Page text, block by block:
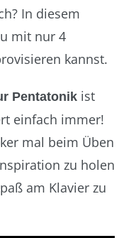
In diesem
mit nur 4
kannst.
Pentatonik ist
einfach immer!
mal beim Üben
zu holen
am Klavier zu